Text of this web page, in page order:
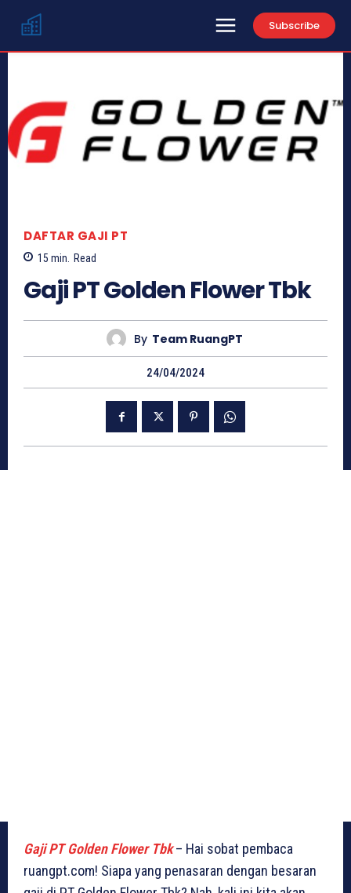
Subscribe
DAFTAR GAJI PT
15 min. Read
Gaji PT Golden Flower Tbk
By Team RuangPT
24/04/2024
Gaji PT Golden Flower Tbk– Hai sobat pembaca
ruangpt.com! Siapa yang penasaran dengan besaran